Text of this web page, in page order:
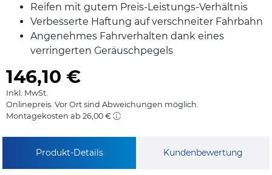
Reifen mit gutem Preis-Leistungs-Verhältnis
Verbesserte Haftung auf verschneiter Fahrbahn
Angenehmes Fahrverhalten dank eines
verringerten Geräuschpegels
146,10 €
Inkl. MwSt.
Onlinepreis. Vor Ort sind Abweichungen möglich.
Montagekosten ab 26,00 €
Produkt-Details Kundenbewertung